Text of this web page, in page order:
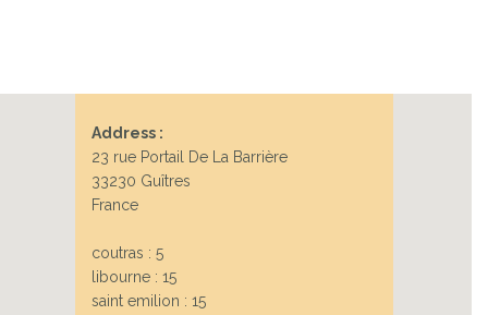
Address :
23 rue Portail De La Barrière
33230 Guîtres
France
coutras : 5
libourne : 15
saint emilion : 15